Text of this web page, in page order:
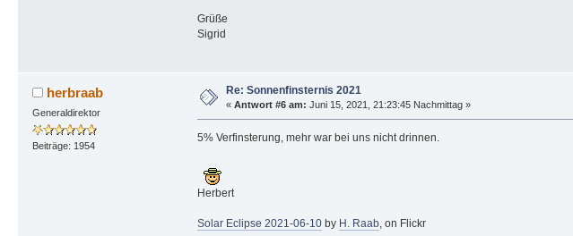
Grüße
Sigrid
herbraab
Generaldirektor
Beiträge: 1954
Re: Sonnenfinsternis 2021
« Antwort #6 am: Juni 15, 2021, 21:23:45 Nachmittag »
5% Verfinsterung, mehr war bei uns nicht drinnen.
Herbert
Solar Eclipse 2021-06-10by H. Raab, on Flickr